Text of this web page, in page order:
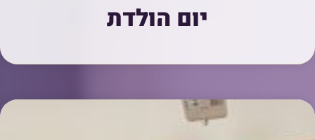
יום הולדת